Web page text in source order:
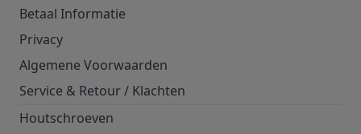
Betaal Informatie
Privacy
Algemene Voorwaarden
Service & Retour/ Klachten
Houtschroeven